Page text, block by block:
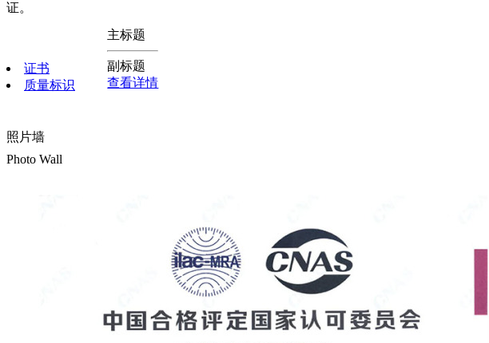
主标题
副标题
查看详情
证。
证书
质量标识
照片墙
Photo Wall